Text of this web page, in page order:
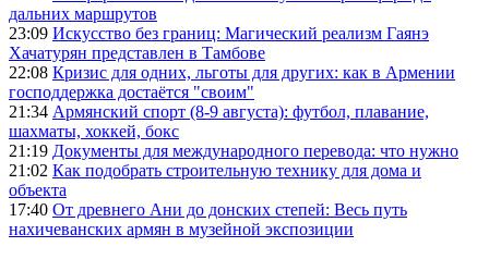
дальних маршрутов
23:09 Искусство без границ: Магический реализм Гаянэ
Хачатурян представлен в Тамбове
22:08 Кризис для одних, льготы для других: как в Армении
господдержка достаётся "своим"
21:34 Армянский спорт (8-9 августа): футбол, плавание,
шахматы, хоккей, бокс
21:19 Документы для международного перевода: что нужно
21:02 Как подобрать строительную технику для дома и
объекта
17:40 От древнего Ани до донских степей: Весь путь
нахичеванских армян в музейной экспозиции